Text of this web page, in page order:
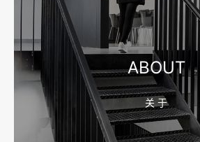
2026-08-04 17:55:09
宁波制造业网站建设公司怎么选？先看
2026-08-02 17:58:44
工厂短视频拍摄后，怎样放进官网帮助
ABOUT
关 于